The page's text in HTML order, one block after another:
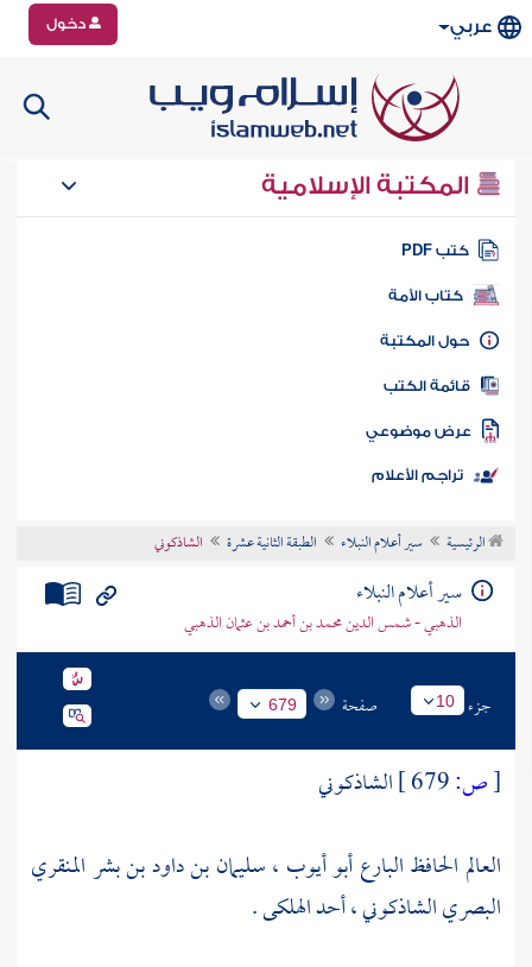
عربي دخول
المكتبة الإسلامية
كتب PDF
كتاب الأمة
المكتبة
الكتب
موضوعي
تراجم الأعلام
الرئيسية سير أعلام النبلاء الطبقة الثانية عشرة الشاذكوني
سير أعلام النبلاء
الذهبي - شمس الدين محمد بن أحمد بن عثمان الذهبي
جزء 10 صفحة 679
[ص:
الشاذكوني
العالم الحافظ البارع أبو أيوب ، سليمان بن داود بن بشر المنقري
البصري الشاذكوني ، أحد الهلكى .